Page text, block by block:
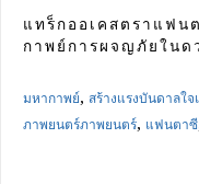
แทร็กออเคสตราแฟน
กาพย์การผจญภัยในดว
มหากาพย์, สร้างแรงบันดาลใจ
ภาพยนตร์ภาพยนตร์, แฟนตาซี